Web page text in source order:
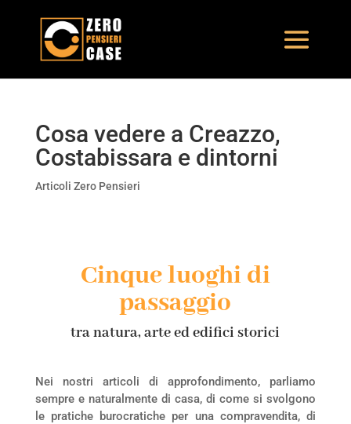
Cosa vedere a Creazzo,
Costabissara e dintorni
Articoli Zero Pensieri
Cinque luoghi di
passaggio
tra natura, arte ed edifici storici
Nei nostri articoli di approfondimento, parliamo
sempre e naturalmente di casa, di come si svolgono
le pratiche burocratiche per una compravendita, di